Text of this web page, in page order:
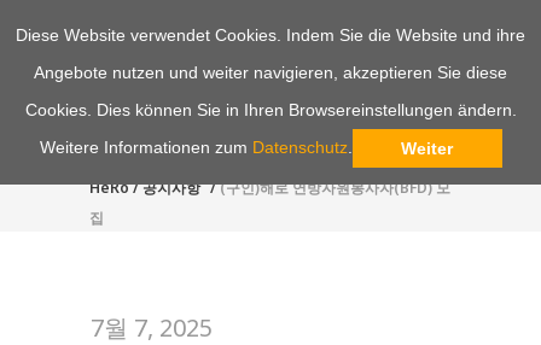
HeRo/공지사항 /(구인)해로 연방자원봉사자(BFD) 모
집
7월 7, 2025
Diese Website verwendet Cookies. Indem Sie die Website und ihre
Angebote nutzen und weiter navigieren, akzeptieren Sie diese
Cookies. Dies können Sie in Ihren Browsereinstellungen ändern.
Weitere Informationen zum Datenschutz. Weiter